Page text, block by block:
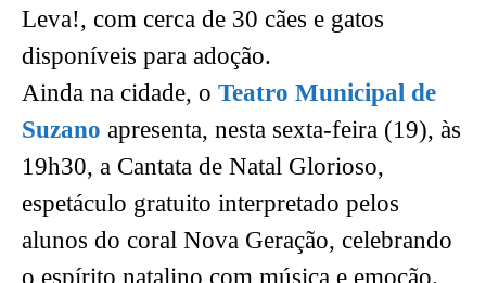
Leva!, com cerca de 30 cães e gatos
disponíveis para adoção.
Ainda na cidade, o Teatro Municipal de
Suzano apresenta, nesta sexta-feira (19), às
19h30, a Cantata de Natal Glorioso,
espetáculo gratuito interpretado pelos
alunos do coral Nova Geração, celebrando
o espírito natalino com música e emoção.